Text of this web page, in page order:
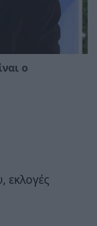
ο
εκλογές